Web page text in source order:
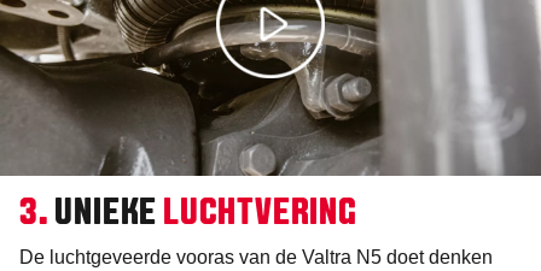
3. UNIEKE LUCHTVERING
De luchtgeveerde vooras van de Valtra N5 doet denken